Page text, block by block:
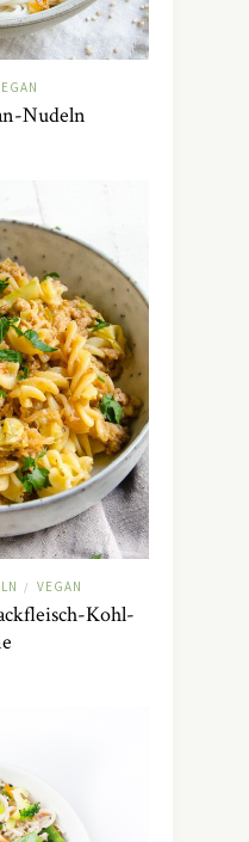
Nudeln
/ VEGAN
Kohl-